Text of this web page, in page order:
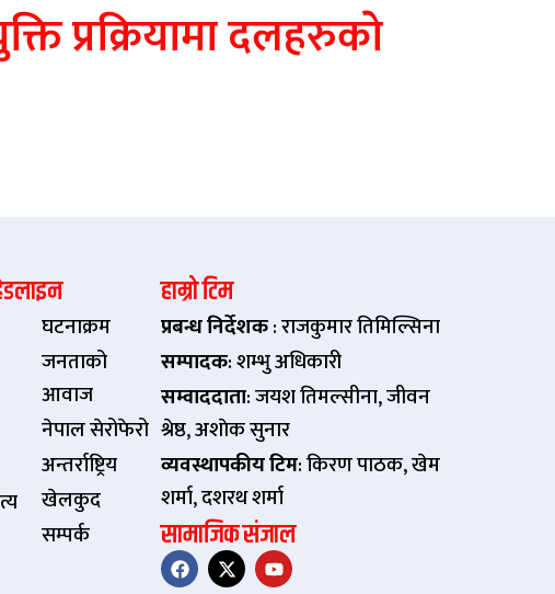
प्रक्रियामा दलहरुकाे
घटनाक्रम
जनताको
आवाज
नेपाल सेरोफेरो
अन्तर्राष्ट्रिय
खेलकुद
सम्पर्क
हाम्रो टिम
प्रबन्ध निर्देशक: राजकुमार तिमिल्सिना
सम्पादक: शम्भु अधिकारी
सम्वाददाता: जयश तिमल्सीना, जीवन
श्रेष्ठ, अशाेक सुनार
व्यवस्थापकीय टिम: किरण पाठक, खेम
शर्मा, दशरथ शर्मा
सामाजिक संजाल